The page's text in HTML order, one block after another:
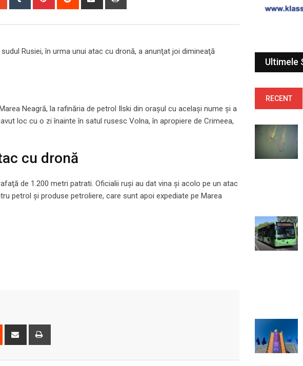
Rusiei, în urma unui atac cu dronă, a anunţat joi dimineaţă
Neagră, la rafinăria de petrol Ilski din oraşul cu acelaşi nume şi a
loc cu o zi înainte în satul rusesc Volna, în apropiere de Crimeea,
cu dronă
de 1.200 metri patrati. Oficialii ruşi au dat vina și acolo pe un atac
petrol şi produse petroliere, care sunt apoi expediate pe Marea
Reddit
Share
Ultimele
RECENT